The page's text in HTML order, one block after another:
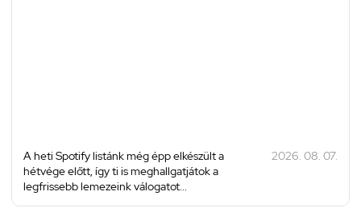
A heti Spotify listánk még épp elkészült a
hétvége előtt, így ti is meghallgatjátok a
legfrissebb lemezeink válogatot...
2026. 08. 07.